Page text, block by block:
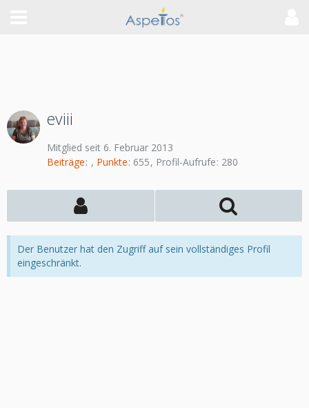
eviii
Mitglied seit 6. Februar 2013
Beiträge
Punkte 655 Profil-Aufrufe 280
Der Benutzer hat den Zugriff auf sein vollständiges Profil
eingeschränkt.